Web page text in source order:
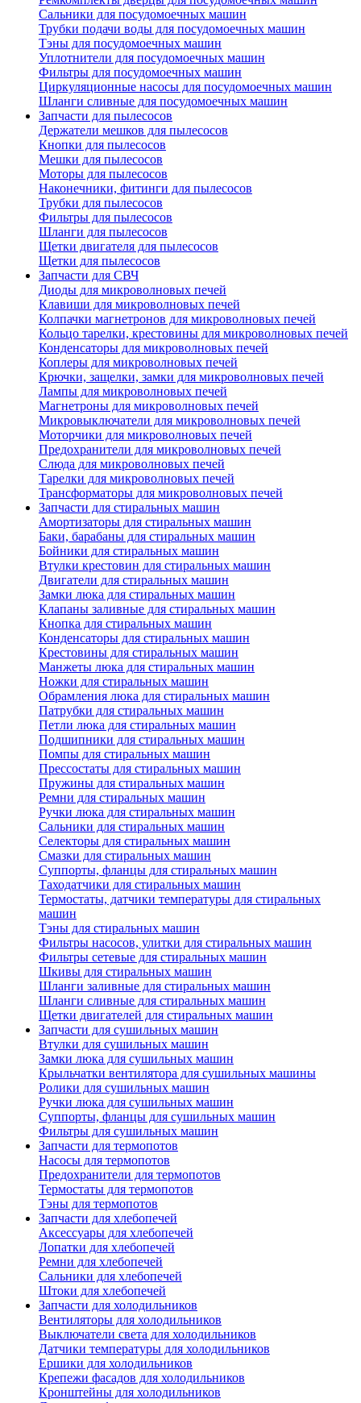
Сальники для посудомоечных машин
Трубки подачи воды для посудомоечных машин
Тэны для посудомоечных машин
Уплотнители для посудомоечных машин
Фильтры для посудомоечных машин
Циркуляционные насосы для посудомоечных машин
Шланги сливные для посудомоечных машин
Запчасти для пылесосов
Держатели мешков для пылесосов
Кнопки для пылесосов
Мешки для пылесосов
Моторы для пылесосов
Наконечники, фитинги для пылесосов
Трубки для пылесосов
Фильтры для пылесосов
Шланги для пылесосов
Щетки двигателя для пылесосов
Щетки для пылесосов
Запчасти для СВЧ
Диоды для микроволновых печей
Клавиши для микроволновых печей
Колпачки магнетронов для микроволновых печей
Кольцо тарелки, крестовины для микроволновых печей
Конденсаторы для микроволновых печей
Коплеры для микроволновых печей
Крючки, защелки, замки для микроволновых печей
Лампы для микроволновых печей
Магнетроны для микроволновых печей
Микровыключатели для микроволновых печей
Моторчики для микроволновых печей
Предохранители для микроволновых печей
Слюда для микроволновых печей
Тарелки для микроволновых печей
Трансформаторы для микроволновых печей
Запчасти для стиральных машин
Амортизаторы для стиральных машин
Баки, барабаны для стиральных машин
Бойники для стиральных машин
Втулки крестовин для стиральных машин
Двигатели для стиральных машин
Замки люка для стиральных машин
Клапаны заливные для стиральных машин
Кнопка для стиральных машин
Конденсаторы для стиральных машин
Крестовины для стиральных машин
Манжеты люка для стиральных машин
Ножки для стиральных машин
Обрамления люка для стиральных машин
Патрубки для стиральных машин
Петли люка для стиральных машин
Подшипники для стиральных машин
Помпы для стиральных машин
Прессостаты для стиральных машин
Пружины для стиральных машин
Ремни для стиральных машин
Ручки люка для стиральных машин
Сальники для стиральных машин
Селекторы для стиральных машин
Смазки для стиральных машин
Суппорты, фланцы для стиральных машин
Таходатчики для стиральных машин
Термостаты, датчики температуры для стиральных
машин
Тэны для стиральных машин
Фильтры насосов, улитки для стиральных машин
Фильтры сетевые для стиральных машин
Шкивы для стиральных машин
Шланги заливные для стиральных машин
Шланги сливные для стиральных машин
Щетки двигателей для стиральных машин
Запчасти для сушильных машин
Втулки для сушильных машин
Замки люка для сушильных машин
Крыльчатки вентилятора для сушильных машины
Ролики для сушильных машин
Ручки люка для сушильных машин
Суппорты, фланцы для сушильных машин
Фильтры для сушильных машин
Запчасти для термопотов
Насосы для термопотов
Предохранители для термопотов
Термостаты для термопотов
Тэны для термопотов
Запчасти для хлебопечей
Аксессуары для хлебопечей
Лопатки для хлебопечей
Ремни для хлебопечей
Сальники для хлебопечей
Штоки для хлебопечей
Запчасти для холодильников
Вентиляторы для холодильников
Выключатели света для холодильников
Датчики температуры для холодильников
Ершики для холодильников
Крепежи фасадов для холодильников
Кронштейны для холодильников